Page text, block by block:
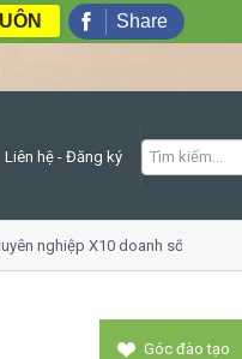
Liên hệ - Đăng ký
nghiệp X10 doanh số
Góc đào tạo
Share